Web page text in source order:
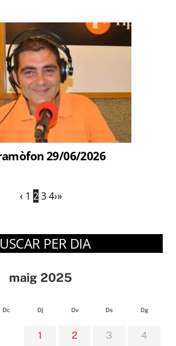
29/06/2026
‹ 1 234›»
PER DIA
maig 2025
Dc Dj Dv Ds Dg
1 2 3 4